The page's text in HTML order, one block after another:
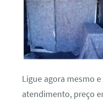
Ligue agora mesmo
atendimento, preço